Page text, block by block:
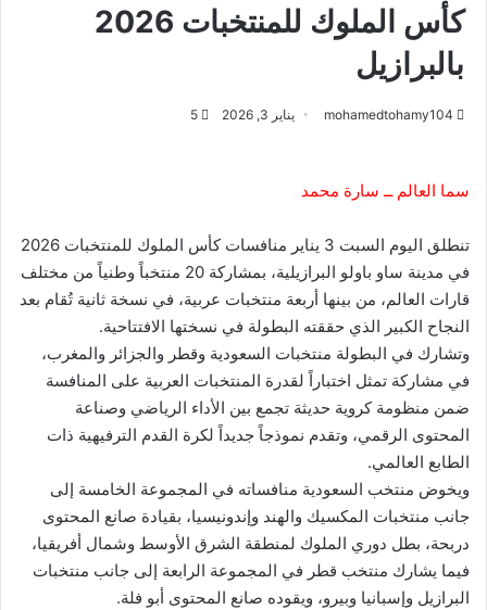
كأس الملوك للمنتخبات 2026
بالبرازيل
mohamedtohamy104 يناير 3, 2026 5
سما العالم ــ سارة محمد
تنطلق اليوم السبت 3 يناير منافسات كأس الملوك للمنتخبات 2026
في مدينة ساو باولو البرازيلية، بمشاركة 20 منتخباً وطنياً من مختلف
قارات العالم، من بينها أربعة منتخبات عربية، في نسخة ثانية تُقام بعد
النجاح الكبير الذي حققته البطولة في نسختها الافتتاحية.
وتشارك في البطولة منتخبات السعودية وقطر والجزائر والمغرب،
في مشاركة تمثل اختباراً لقدرة المنتخبات العربية على المنافسة
ضمن منظومة كروية حديثة تجمع بين الأداء الرياضي وصناعة
المحتوى الرقمي، وتقدم نموذجاً جديداً لكرة القدم الترفيهية ذات
الطابع العالمي.
ويخوض منتخب السعودية منافساته في المجموعة الخامسة إلى
جانب منتخبات المكسيك والهند وإندونيسيا، بقيادة صانع المحتوى
دربحة، بطل دوري الملوك لمنطقة الشرق الأوسط وشمال أفريقيا،
فيما يشارك منتخب قطر في المجموعة الرابعة إلى جانب منتخبات
البرازيل وإسبانيا وبيرو، ويقوده صانع المحتوى أبو فلة.